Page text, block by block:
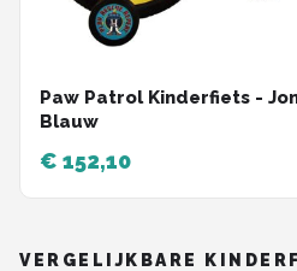
Paw Patrol Kinderfiets -
Blauw
€ 152,10
VERGELIJKBARE